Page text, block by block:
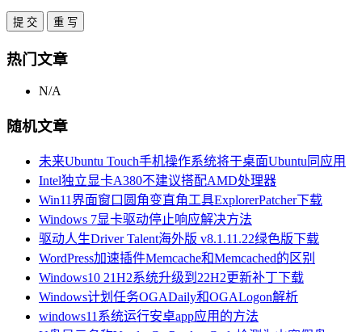
热门文章
N/A
随机文章
未来Ubuntu Touch手机操作系统将于桌面Ubuntu同应用
Intel独立显卡A380不建议搭配AMD处理器
Win11界面窗口圆角变直角工具ExplorerPatcher下载
Windows 7显卡驱动停止响应解决方法
驱动人生Driver Talent海外版 v8.1.11.22绿色版下载
WordPress加速插件Memcache和Memcached的区别
Windows10 21H2系统升级到22H2更新补丁下载
Windows计划任务OGADaily和OGALogon解析
windows11系统运行安卓app应用的方法